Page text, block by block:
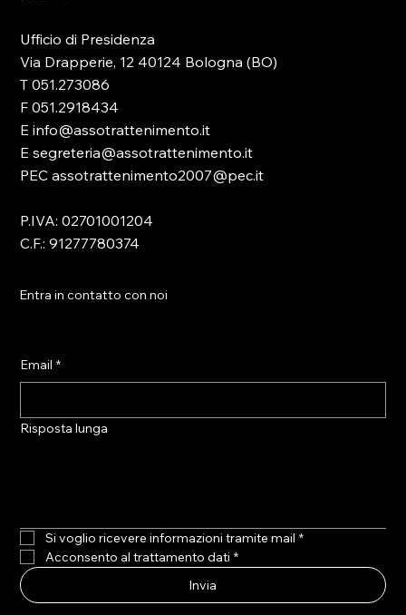
Ufficio di Presidenza
Via Drapperie, 12 40124 Bologna (BO)
T 051.273086
F 051.2918434
E info@assotrattenimento.it
E segreteria@assotrattenimento.it
PEC assotrattenimento2007@pec.it
P.IVA: 02701001204
C.F.: 91277780374
Entra in contatto con noi
Email *
Risposta lunga
Si voglio ricevere informazioni tramite mail *
Acconsento al trattamento dati *
Invia